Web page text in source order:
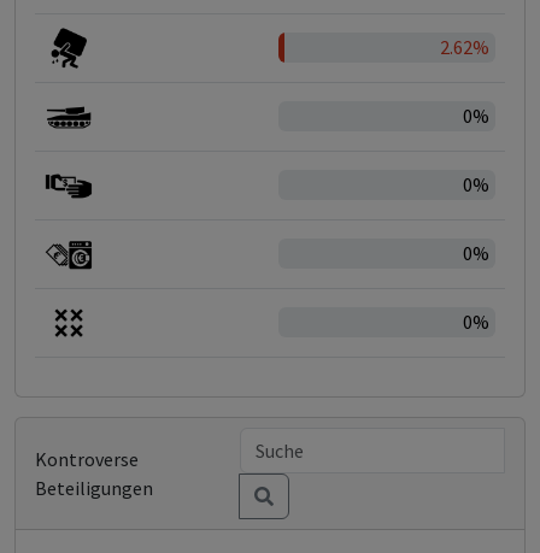
2.62%
0%
0%
0%
0%
Kontroverse
Beteiligungen